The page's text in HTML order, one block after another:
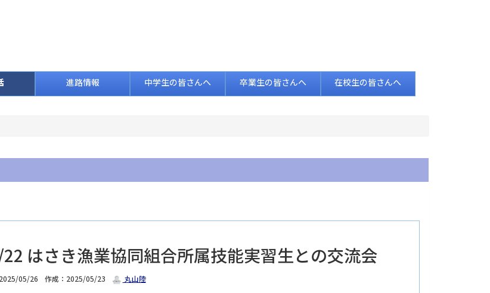
進路情報 中学生の皆さんへ 卒業生の皆さんへ 在校生の皆さんへ
はさき漁業協同組合所属技能実習生との交流会
05/26 作成：2025/05/23 丸山陸